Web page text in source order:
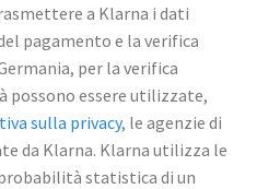
a Klarna i dati
pagamento e la verifica
per la verifica
possono essere utilizzate,
sulla privacy, le agenzie di
da Klarna. Klarna utilizza le
statistica di un